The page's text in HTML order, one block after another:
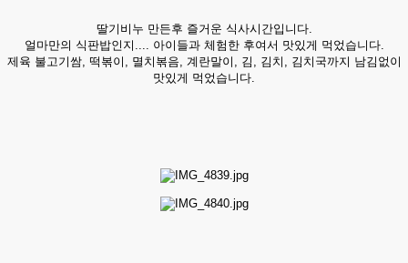
딸기비누 만든후 즐거운 식사시간입니다.
​얼마만의 식판밥인지.... 아이들과 체험한 후여서 맛있게 먹었습니다.
제육 불고기쌈, 떡볶이, 멸치볶음, 계란말이, 김, 김치, 김치국까지 남김없이
맛있게 먹었습니다.